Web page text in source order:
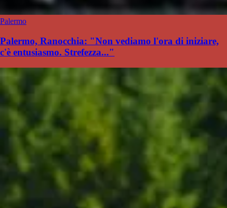
Palermo
Palermo, Ranocchia: "Non vediamo l'ora di iniziare,
c'è entusiasmo. Strefezza..."